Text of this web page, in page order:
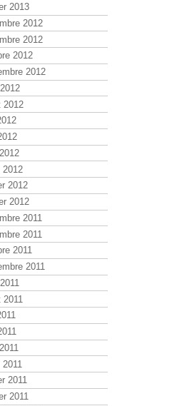
2013
2012
2012
2012
2012
2012
2012
2012
2012
2011
2011
2011
2011
2011
2011
2011